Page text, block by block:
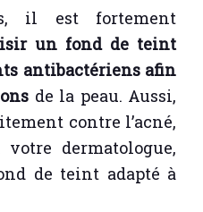
il est fortement
un fond de teint
antibactériens afin
de la peau. Aussi,
contre l’acné,
dermatologue,
de teint adapté à